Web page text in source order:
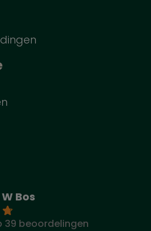
Bos
39 beoordelingen